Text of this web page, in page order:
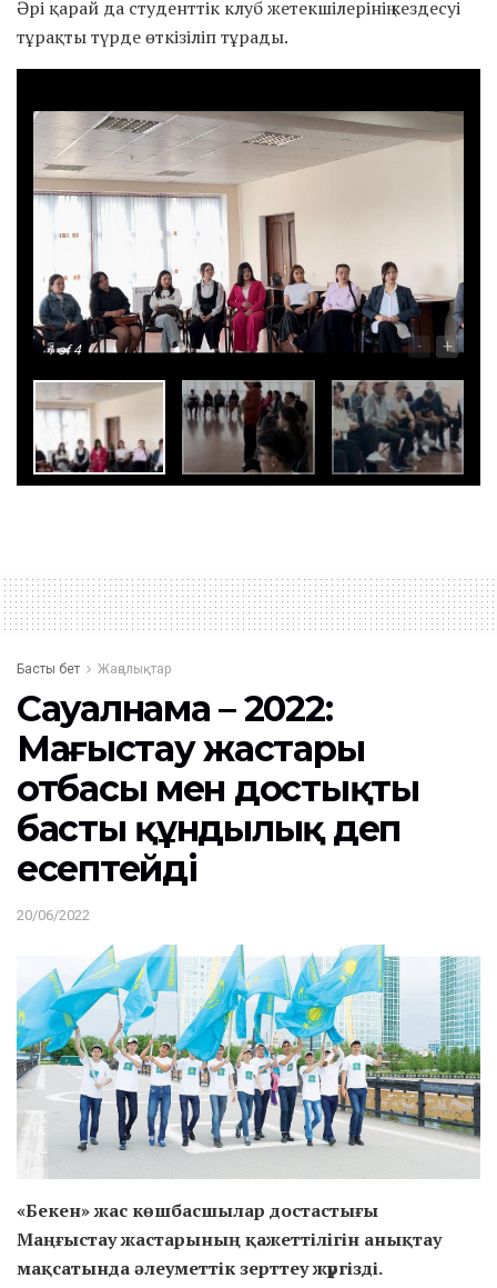
Әрі қарай да студенттік клуб жетекшілерінің кездесуі
тұрақты түрде өткізіліп тұрады.
1of 4 - +
Басты бет Жаңалықтар
Сауалнама – 2022:
Маңғыстау жастары
отбасы мен достықты
басты құндылық деп
есептейді
20/06/2022
«Бекен» жас көшбасшылар достастығы
Маңғыстау жастарының қажеттілігін анықтау
мақсатында әлеуметтік зерттеу жүргізді.